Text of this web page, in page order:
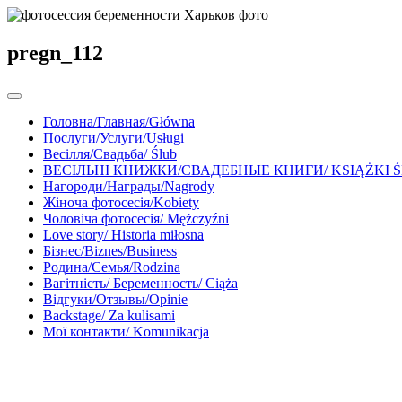
pregn_112
Головна/Главная/Główna
Послуги/Услуги/Usługi
Весілля/Свадьба/ Ślub
ВЕСІЛЬНІ КНИЖКИ/СВАДЕБНЫЕ КНИГИ/ KSIĄŻKI
Нагороди/Награды/Nagrody
Жіноча фотосесія/Kobiety
Чоловіча фотосесія/ Mężczyźni
Love story/ Historia miłosna
Бізнес/Biznes/Business
Родина/Семья/Rodzina
Вагітність/ Беременность/ Ciąża
Відгуки/Отзывы/Opinie
Backstage/ Za kulisami
Мої контакти/ Komunikacja